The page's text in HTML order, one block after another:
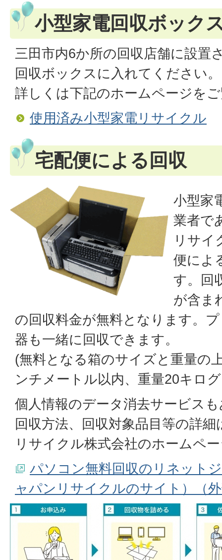
小型家電回収ボック
三田市内6か所の回収店舗に設置
回収ボックスに入れてください。
詳しくは下記のホームページを
使用済み小型家電リサイクル
宅配便による回収
小型家
業者で
リサイ
便によ
す。回
が含ま
の回収料金が無料となります。
器も一緒に回収できます。
(無料となる箱のサイズと重量の
ンチメートル以内、重量20キロ
個人情報のデータ消去サービス
回収方法、回収対象品目等の詳
リサイクル株式会社のホームペ
パソコン無料回収のリネット
ャパンリサイクルのサイト）（